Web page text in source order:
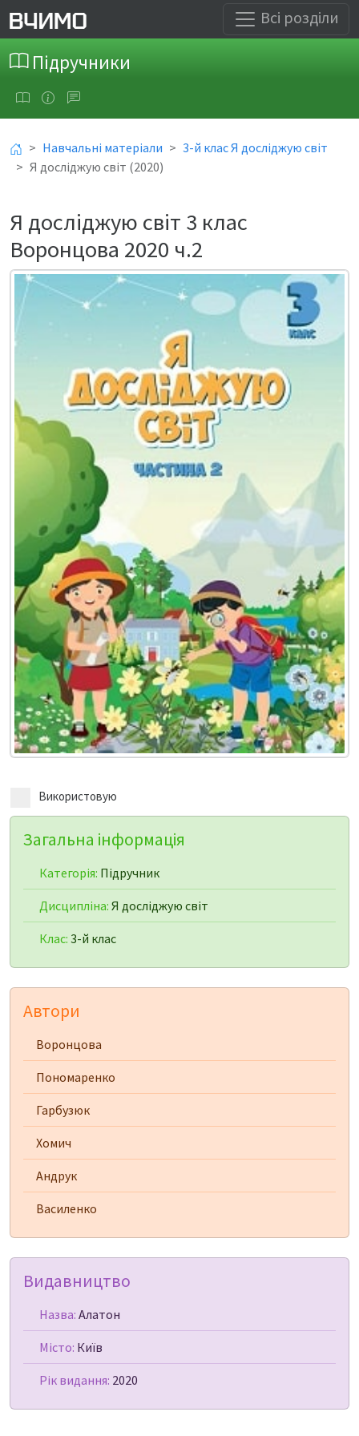
Всі розділи
Підручники
Навчальні матеріали
3-й клас Я досліджую світ
Я досліджую світ (2020)
Я досліджую світ 3 клас
Воронцова 2020 ч.2
Використовую
Загальна інформація
Категорія: Підручник
Дисципліна: Я досліджую світ
Клас: 3-й клас
Автори
Воронцова
Пономаренко
Гарбузюк
Хомич
Андрук
Василенко
Видавництво
Назва: Алатон
Місто: Київ
Рік видання: 2020